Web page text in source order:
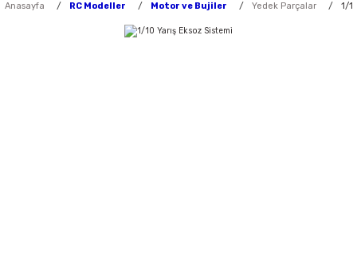
Anasayfa RC Modeller Motor ve Bujiler Yedek Parçalar 1/